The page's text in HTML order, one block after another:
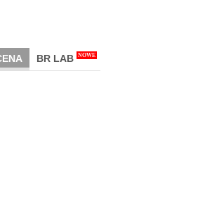
BR LAB NOWE